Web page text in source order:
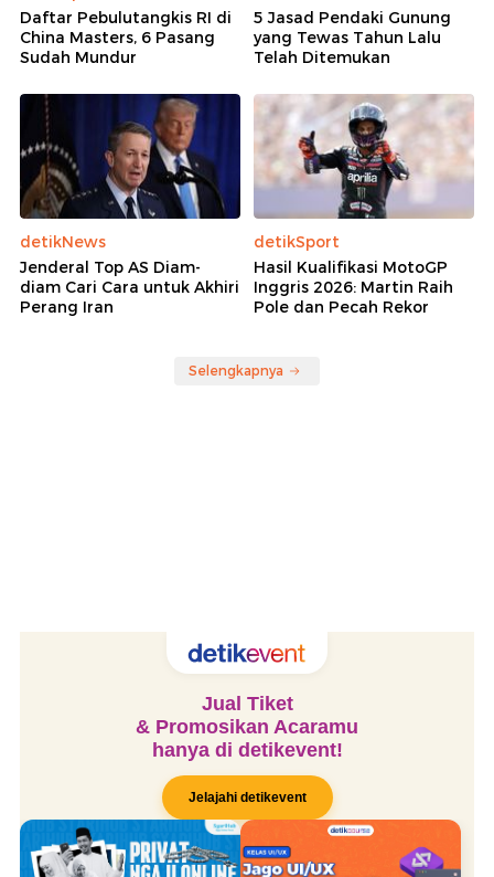
Daftar Pebulutangkis RI di
China Masters, 6 Pasang
Sudah Mundur
5 Jasad Pendaki Gunung
yang Tewas Tahun Lalu
Telah Ditemukan
detikNews
Jenderal Top AS Diam-
diam Cari Cara untuk Akhiri
Perang Iran
detikSport
Hasil Kualifikasi MotoGP
Inggris 2026: Martin Raih
Pole dan Pecah Rekor
Selengkapnya